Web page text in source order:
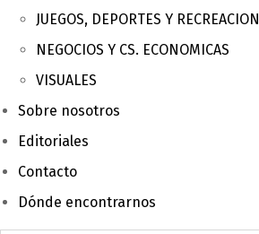
JUEGOS, DEPORTES Y RECREACION
NEGOCIOS Y CS. ECONOMICAS
VISUALES
Sobre nosotros
Editoriales
Contacto
Dónde encontrarnos